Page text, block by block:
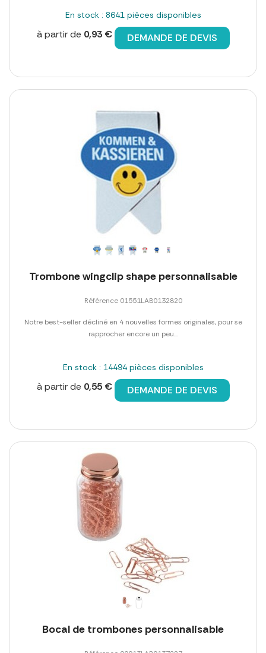
En stock : 8641 pièces disponibles
à partir de 0,93 € DEMANDE DE DEVIS
Trombone wingclip shape personnalisable
Référence 01551LAB0132820
Notre best-seller décliné en 4 nouvelles formes originales, pour se
rapprocher encore un peu...
En stock : 14494 pièces disponibles
à partir de 0,55 € DEMANDE DE DEVIS
Bocal de trombones personnalisable